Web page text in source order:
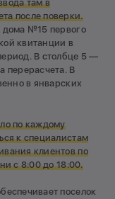
там в
после поверки.
дома №15 первого
квитанции в
В столбце 5 —
перерасчета. В
в январских
по каждому
к специалистам
клиентов по
с 8:00 до 18:00.
поселок